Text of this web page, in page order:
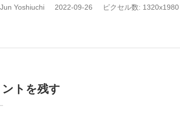
Jun Yoshiuchi 2022-09-26 ピクセル数:
ントを残す